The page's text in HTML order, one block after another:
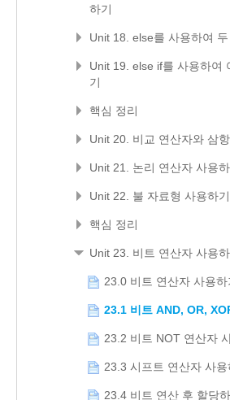
하기
Unit 18. else를 사용하여
Unit 19. else if를 사용하여
기
핵심 정리
Unit 20. 비교 연산자와 삼
Unit 21. 논리 연산자 사용
Unit 22. 불 자료형 사용하기
핵심 정리
Unit 23. 비트 연산자 사용
23.0 비트 연산자 사용하
23.1 비트 AND, OR,
23.2 비트 NOT 연산자
23.3 시프트 연산자 사용
23.4 비트 연산 후 할당